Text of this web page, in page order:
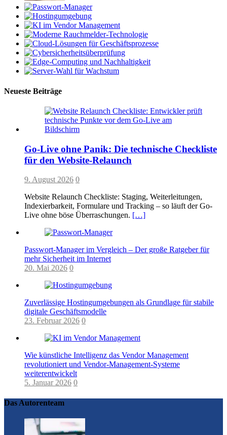
Neueste Beiträge
Go-Live ohne Panik: Die technische Checkliste
für den Website-Relaunch
9. August 2026 0
Website Relaunch Checkliste: Staging, Weiterleitungen,
Indexierbarkeit, Formulare und Tracking – so läuft der Go-
Live ohne böse Überraschungen. […]
Passwort-Manager im Vergleich – Der große Ratgeber für
mehr Sicherheit im Internet
20. Mai 2026 0
Zuverlässige Hostingumgebungen als Grundlage für stabile
digitale Geschäftsmodelle
23. Februar 2026 0
Wie künstliche Intelligenz das Vendor Management
revolutioniert und Vendor-Management-Systeme
weiterentwickelt
5. Januar 2026 0
Das Autorenteam